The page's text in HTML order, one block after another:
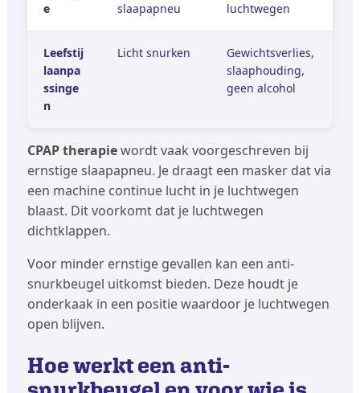
e
slaapapneu
luchtwegen
Leefstij
laanpa
ssinge
n
Licht snurken
Gewichtsverlies,
slaaphouding,
geen alcohol
CPAP therapiewordt vaak voorgeschreven bij
ernstige slaapapneu. Je draagt een masker dat via
een machine continue lucht in je luchtwegen
blaast. Dit voorkomt dat je luchtwegen
dichtklappen.
Voor minder ernstige gevallen kan een anti-
snurkbeugel uitkomst bieden. Deze houdt je
onderkaak in een positie waardoor je luchtwegen
open blijven.
Hoe werkt een anti-